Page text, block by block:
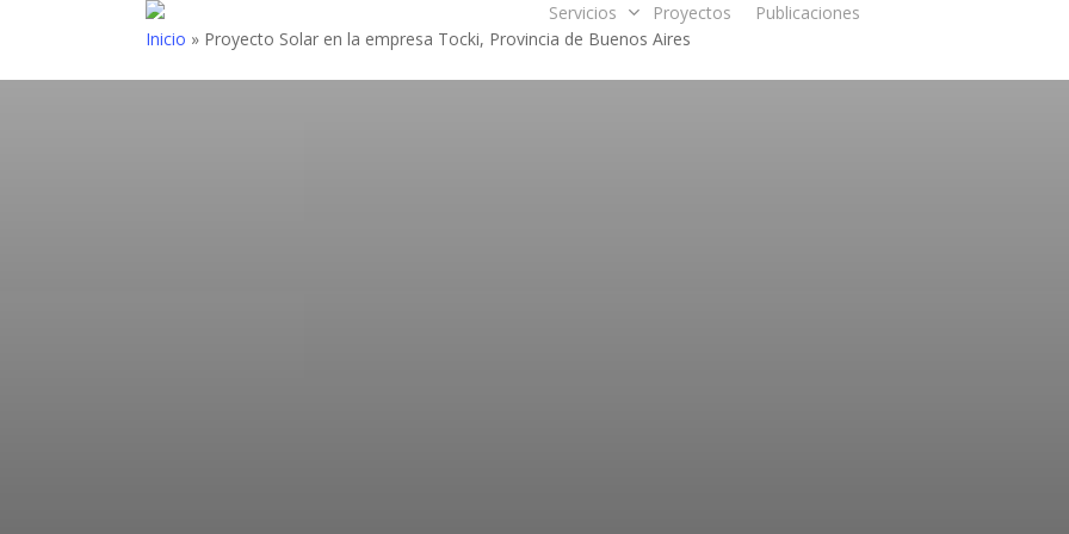
main
Servicios Proyectos Publicaciones
Inicio » Proyecto Solar en la empresa Tocki, Provincia de Buenos Aires